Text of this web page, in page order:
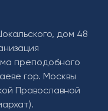
дом 48
преподобного
гор. Москвы
Православной